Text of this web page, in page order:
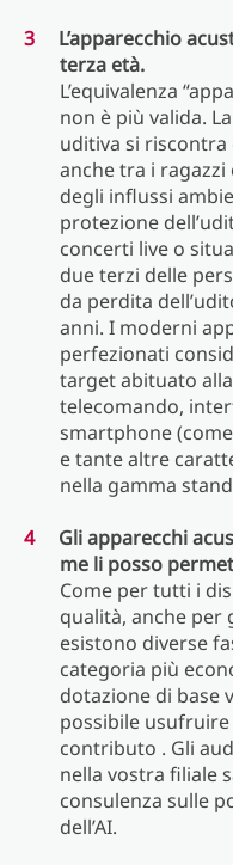
L’apparecchio
terza età.
L’equivalenza
non è più valida.
uditiva si
anche tra i
degli influssi
protezione
concerti live o
due terzi delle
da perdita
anni. I moderni
perfezionati
target abituato
telecomando,
smartphone
e tante altre
nella gamma
Gli apparecchi
me li posso
Come per tutti i
qualità, anche per
esistono diverse
categoria più
dotazione di base
possibile
contributo . Gli
nella vostra filiale
consulenza sulle
dell’AI.